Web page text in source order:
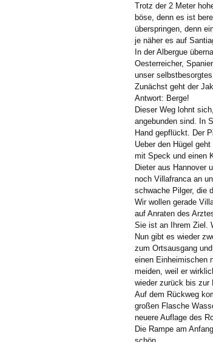
Trotz der 2 Meter
böse, denn es ist
überspringen, denn
je näher es auf
In der Albergue
Oesterreicher,
unser
Zunächst geht der
Antwort: Berge!
Dieser Weg lohnt
angebunden sind. In
Hand gepflückt. Der
Ueber den Hügel
mit Speck und einen
Dieter aus Hannover
noch Villafranca an
schwache Pilger, die
Wir wollen gerade
auf Anraten des
Sie ist an Ihrem Ziel.
Nun gibt es wieder
zum Ortsausgang
einen Einheimischen
meiden, weil er
wieder zurück bis zur
Auf dem Rückweg
großen Flasche
neuere Auflage des
Die Rampe am